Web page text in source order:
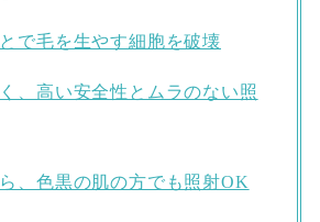
で毛を生やす細胞を破壊
、高い安全性とムラのない照
、色黒の肌の方でも照射OK